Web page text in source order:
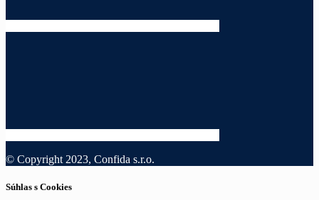
© Copyright 2023, Confida s.r.o.
Súhlas s Cookies